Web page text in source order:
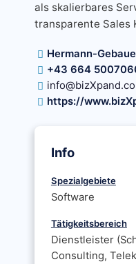
als skalierbares
transparente Sales
Hermann-
+43 664
https://
Info
Spezialgebiete
Software
Tätigkeitsbereich
Dienstleister
Consulting,